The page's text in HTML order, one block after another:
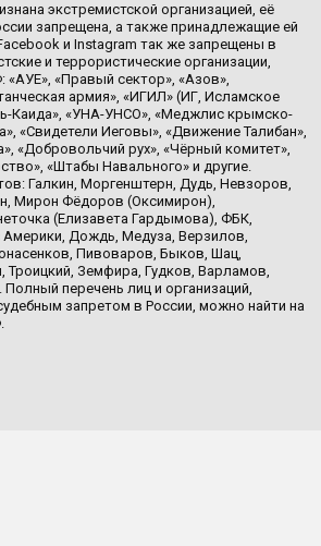
экстремистской организацией, её
запрещена, а также принадлежащие ей
и Instagram так же запрещены в
и террористические организации,
«АУЕ», «Правый сектор», «Азов»,
армия», «ИГИЛ» (ИГ, Исламское
Каида», «УНА-УНСО», «Меджлис крымско-
«Свидетели Иеговы», «Движение Талибан»,
«Добровольчий рух», «Чёрный комитет»,
«Штабы Навального» и другие.
Галкин, Моргенштерн, Дудь, Невзоров,
Мирон Фёдоров (Оксимирон),
(Елизавета Гардымова), ФБК,
Дождь, Медуза, Верзилов,
Пивоваров, Быков, Шац,
Троицкий, Земфира, Гудков, Варламов,
Полный перечень лиц и организаций,
запретом в России, можно найти на